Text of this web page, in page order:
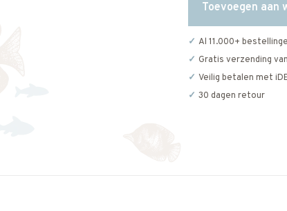
Toevoegen aan
Al 11.000+
Gratis verzending
Veilig betalen met
30 dagen retour